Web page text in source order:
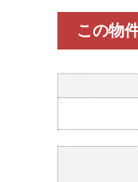
この物